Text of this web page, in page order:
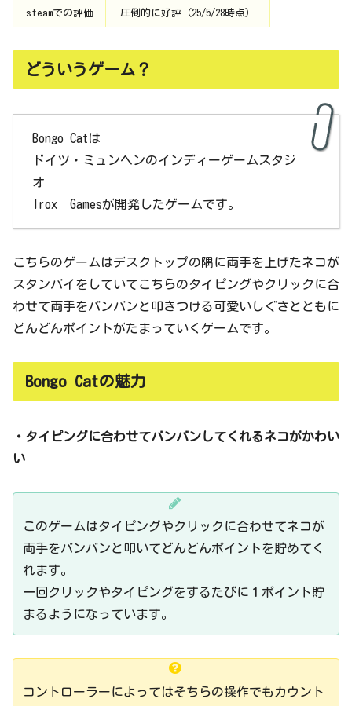
steamでの評価 圧倒的に好評（25/5/28時点）
どういうゲーム？
Bongo Catは
ドイツ・ミュンヘンのインディーゲームスタジ
オ
Irox Gamesが開発したゲームです。
こちらのゲームはデスクトップの隅に両手を上げたネコが
スタンバイをしていてこちらのタイピングやクリックに合
わせて両手をバンバンと叩きつける可愛いしぐさとともに
どんどんポイントがたまっていくゲームです。
Bongo Catの魅力
・タイピングに合わせてバンバンしてくれるネコがかわい
い
このゲームはタイピングやクリックに合わせてネコが
両手をバンバンと叩いてどんどんポイントを貯めてく
れます。
一回クリックやタイピングをするたびに１ポイント貯
まるようになっています。
コントローラーによってはそちらの操作でもカウント